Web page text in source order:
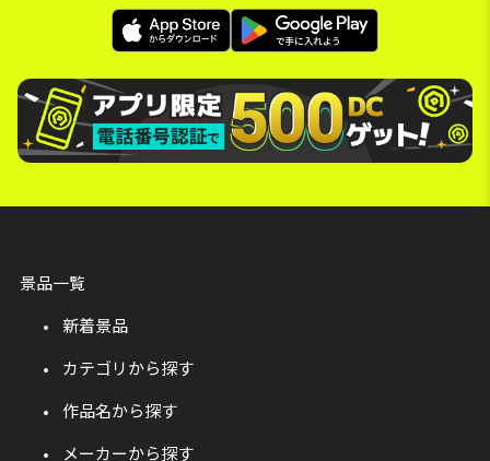
景品一覧
新着景品
カテゴリから探す
作品名から探す
メーカーから探す